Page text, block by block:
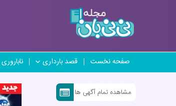
صفحه نخست قصد بارداری ناباروری
مشاهده تمام آگهی ها